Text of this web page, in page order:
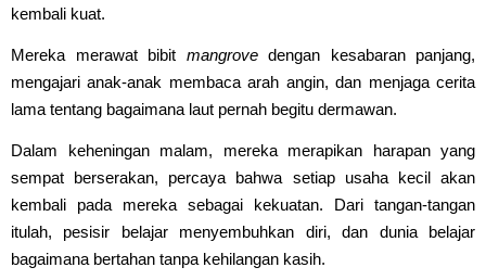
kembali kuat.
Mereka merawat bibit mangrovedengan kesabaran panjang,
mengajari anak-anak membaca arah angin, dan menjaga cerita
lama tentang bagaimana laut pernah begitu dermawan.
Dalam keheningan malam, mereka merapikan harapan yang
sempat berserakan, percaya bahwa setiap usaha kecil akan
kembali pada mereka sebagai kekuatan. Dari tangan-tangan
itulah, pesisir belajar menyembuhkan diri, dan dunia belajar
bagaimana bertahan tanpa kehilangan kasih.